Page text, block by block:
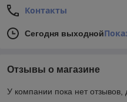
Контакты
Сегодня выходной
Отзывы о магазине
У компании пока нет отзывов,